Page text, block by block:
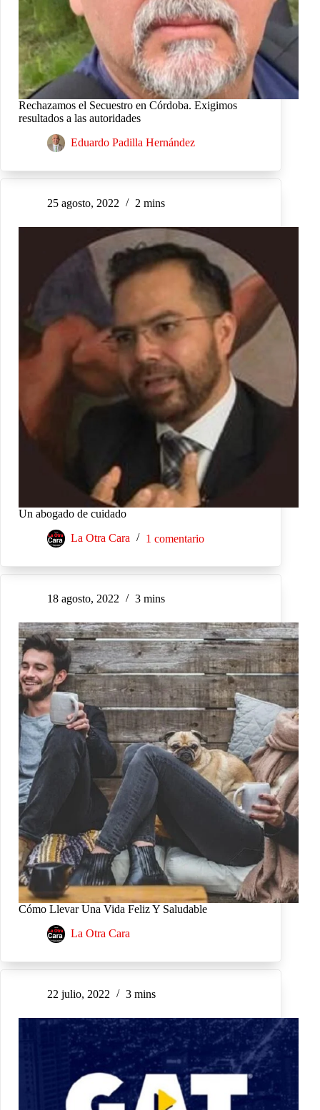
Rechazamos el Secuestro en Córdoba. Exigimos
resultados a las autoridades
Eduardo Padilla Hernández
25 agosto, 2022 2 mins
Un abogado de cuidado
La Otra Cara 1 comentario
18 agosto, 2022 3 mins
Cómo Llevar Una Vida Feliz Y Saludable
La Otra Cara
22 julio, 2022 3 mins